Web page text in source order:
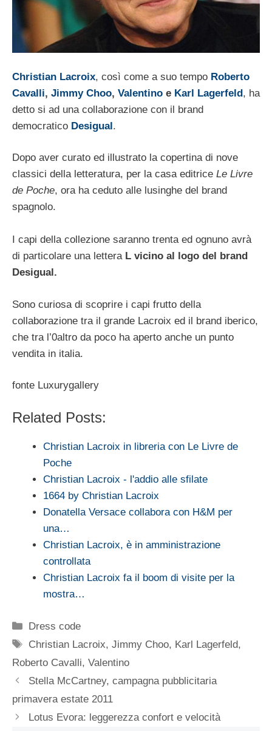
Christian Lacroix, così come a suo tempo Roberto
Cavalli, Jimmy Choo, Valentino e Karl Lagerfeld, ha
detto si ad una collaborazione con il brand
democratico Desigual.
Dopo aver curato ed illustrato la copertina di nove
classici della letteratura, per la casa editrice Le Livre
de Poche, ora ha ceduto alle lusinghe del brand
spagnolo.
I capi della collezione saranno trenta ed ognuno avrà
di particolare una letteraL vicino al logo del brand
Desigual.
Sono curiosa di scoprire i capi frutto della
collaborazione tra il grande Lacroix ed il brand iberico,
che tra l’0altro da poco ha aperto anche un punto
vendita in italia.
fonte Luxurygallery
Related Posts:
Christian Lacroix in libreria con Le Livre de
Poche
Christian Lacroix - l'addio alle sfilate
1664 by Christian Lacroix
Donatella Versace collabora con H&M per
una…
Christian Lacroix, è in amministrazione
controllata
Christian Lacroix fa il boom di visite per la
mostra…
Categorie
Dress code
Tag
Christian Lacroix,Jimmy Choo, Karl Lagerfeld,
Roberto Cavalli, Valentino
Stella McCartney, campagna pubblicitaria
primavera estate 2011
Lotus Evora: leggerezza confort e velocità